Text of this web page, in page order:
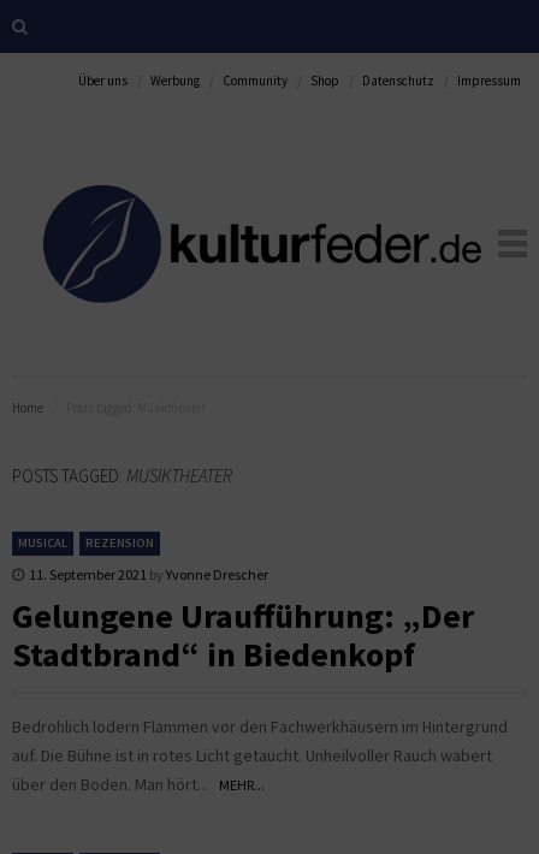
Über uns Werbung Community Shop Datenschutz Impressum
Home
POSTS TAGGED: MUSIKTHEATER
MUSICAL REZENSION
11. September 2021 by Yvonne Drescher
Gelungene Uraufführung: „Der
Stadtbrand“ in Biedenkopf
Bedrohlich lodern Flammen vor den Fachwerkhäusern im Hintergrund
auf. Die Bühne ist in rotes Licht getaucht. Unheilvoller Rauch wabert
über den Boden. Man hört...
MEHR...